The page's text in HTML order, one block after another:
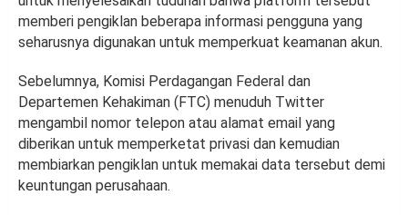
memberi pengiklan beberapa informasi pengguna yang
seharusnya digunakan untuk memperkuat keamanan akun.
Sebelumnya, Komisi Perdagangan Federal dan
Departemen Kehakiman (FTC) menuduh Twitter
mengambil nomor telepon atau alamat email yang
diberikan untuk memperketat privasi dan kemudian
membiarkan pengiklan untuk memakai data tersebut demi
keuntungan perusahaan.